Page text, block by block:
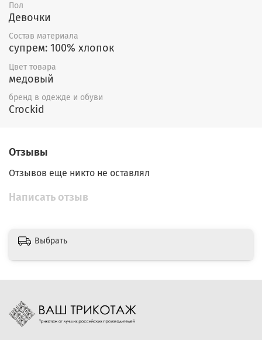
Пол
Девочки
Состав материала
супрем: 100% хлопок
Цвет товара
медовый
бренд в одежде и обуви
Crockid
Отзывы
Отзывов еще никто не оставлял
Написать отзыв
Выбрать